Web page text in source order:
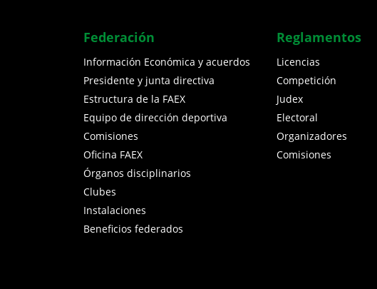
Federación
Información Económica y acuerdos
Presidente y junta directiva
Estructura de la FAEX
Equipo de dirección deportiva
Comisiones
Oficina FAEX
Órganos disciplinarios
Clubes
Instalaciones
Beneficios federados
Reglamentos
Licencias
Competición
Judex
Electoral
Organizadores
Comisiones